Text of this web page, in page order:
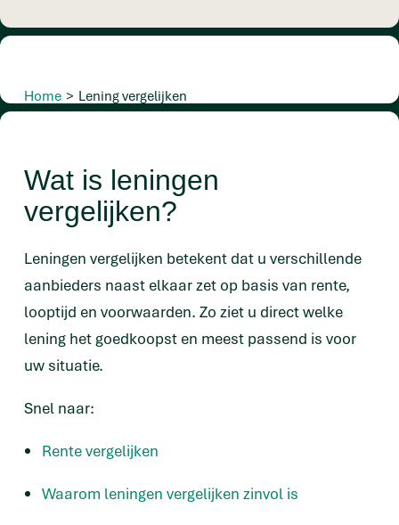
Home > Lening vergelijken
Wat is leningen
vergelijken?
Leningen vergelijken betekent dat u verschillende
aanbieders naast elkaar zet op basis van rente,
looptijd en voorwaarden. Zo ziet u direct welke
lening het goedkoopst en meest passend is voor
uw situatie.
Snel naar:
Rente vergelijken
Waarom leningen vergelijken zinvol is